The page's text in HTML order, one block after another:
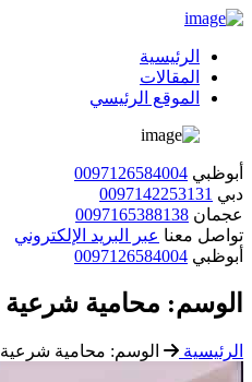
الرئيسية
المقالات
الموقع الرئيسي
أبوظبي 0097126584004
دبي 0097142253131
عجمان 0097165388138
تواصل معنا عبر البريد الإلكتروني
أبوظبي 0097126584004
الوسم: محامية شرعية
الرئيسية الوسم: محامية شرعية